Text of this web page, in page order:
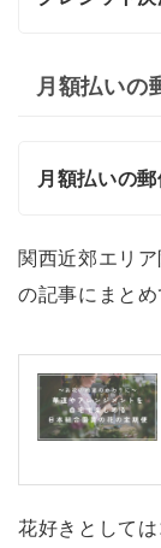
月額払いの
月額払いの
関西近郊エリ
の記事にまとめ
花好きとして